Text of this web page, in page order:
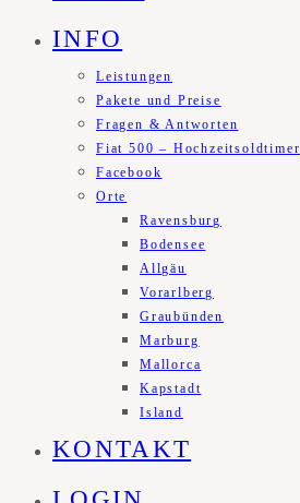
INFO
Leistungen
Pakete und Preise
Fragen & Antworten
Fiat 500 – Hochzeitsoldtimer
Facebook
Orte
Ravensburg
Bodensee
Allgäu
Vorarlberg
Graubünden
Marburg
Mallorca
Kapstadt
Island
KONTAKT